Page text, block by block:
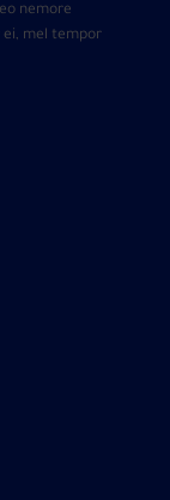
nemore
ei, mel tempor